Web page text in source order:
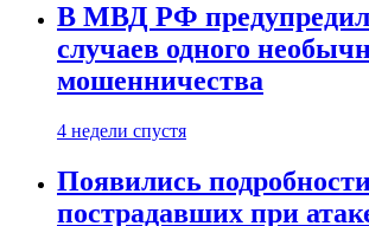
В МВД РФ
случаев одного
мошенничества
4 недели спустя
Появились
пострадавших при